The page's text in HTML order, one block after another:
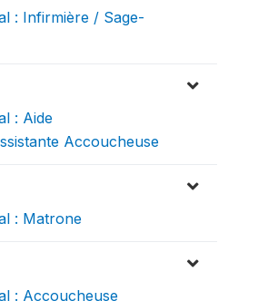
: Infirmière / Sage-
: Aide
Accoucheuse
: Matrone
: Accoucheuse